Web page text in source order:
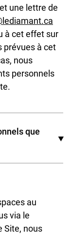
une lettre de
à cet effet sur
prévues à cet
nous
personnels
que
au
via le
Site, nous